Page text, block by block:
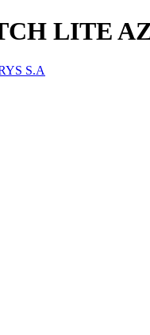
LITE
S.A